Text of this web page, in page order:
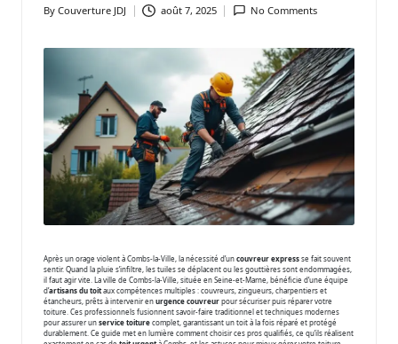
Posted
By Couverture JDJ août 7, 2025 No Comments
Après un orage violent à Combs-la-Ville, la nécessité d’uncouvreur expressse fait souvent
sentir. Quand la pluie s’infiltre, les tuiles se déplacent ou les gouttières sont endommagées,
il faut agir vite. La ville de Combs-la-Ville, située en Seine-et-Marne, bénéficie d’une équipe
d’artisans du toitaux compétences multiples : couvreurs, zingueurs, charpentiers et
étancheurs, prêts à intervenir enurgence couvreurpour sécuriser puis réparer votre
toiture. Ces professionnels fusionnent savoir-faire traditionnel et techniques modernes
pour assurer unservice toiturecomplet, garantissant un toit à la fois réparé et protégé
durablement. Ce guide met en lumière comment choisir ces pros qualifiés, ce qu’ils réalisent